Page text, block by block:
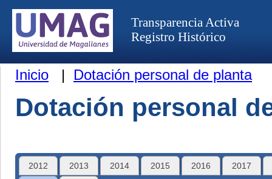
Transparencia Activa
Registro Histórico
Inicio | Dotación personal de planta
Dotación personal
2012 2013 2014 2015 2016 2017